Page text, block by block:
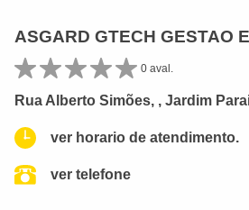
ASGARD GTECH GESTAO
0 aval.
Rua Alberto Simões, , Jardim
ver horario de atendimento.
ver telefone